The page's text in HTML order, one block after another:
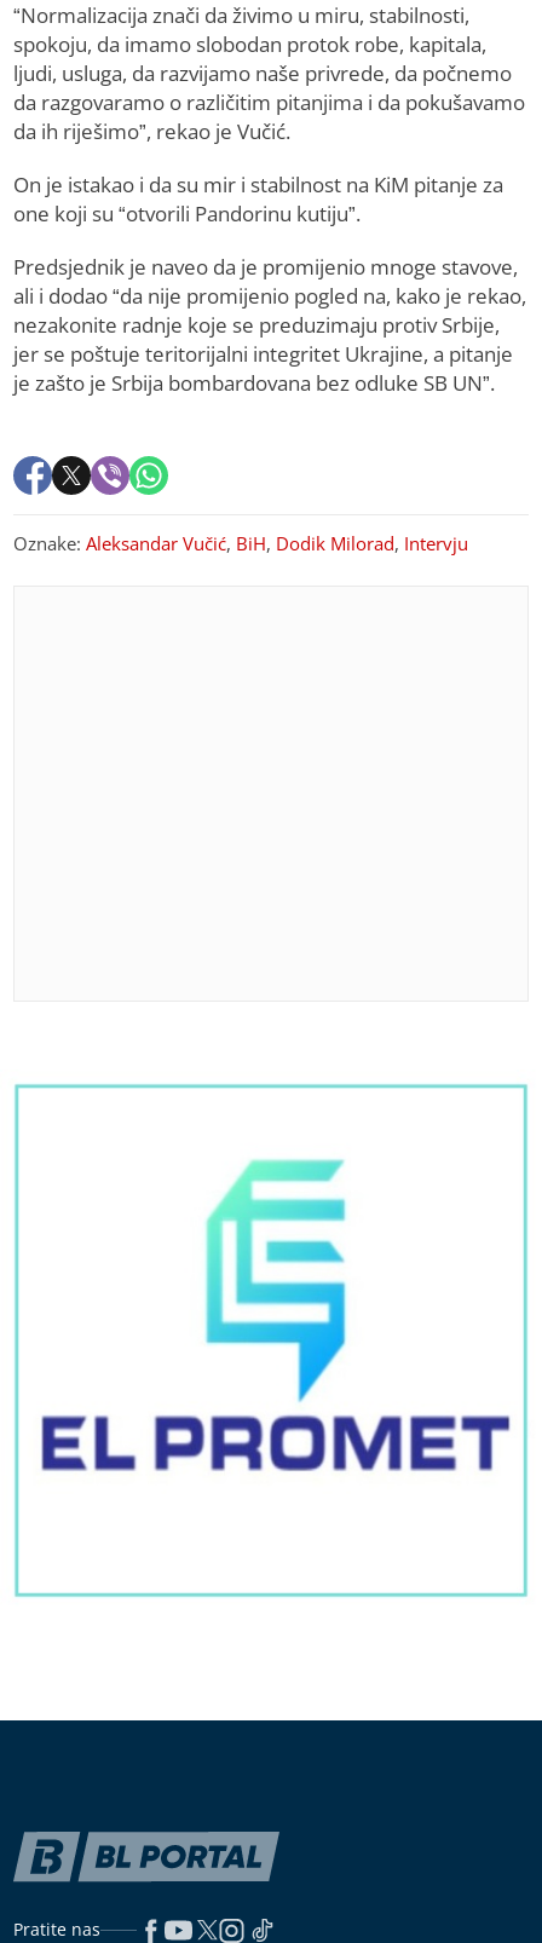
“Normalizacija znači da živimo u miru, stabilnosti,
spokoju, da imamo slobodan protok robe, kapitala,
ljudi, usluga, da razvijamo naše privrede, da počnemo
da razgovaramo o različitim pitanjima i da pokušavamo
da ih riješimo”, rekao je Vučić.
On je istakao i da su mir i stabilnost na KiM pitanje za
one koji su “otvorili Pandorinu kutiju”.
Predsjednik je naveo da je promijenio mnoge stavove,
ali i dodao “da nije promijenio pogled na, kako je rekao,
nezakonite radnje koje se preduzimaju protiv Srbije,
jer se poštuje teritorijalni integritet Ukrajine, a pitanje
je zašto je Srbija bombardovana bez odluke SB UN”.
Oznake:Aleksandar Vučić, BiH, Dodik Milorad, Intervju
Pratite nas